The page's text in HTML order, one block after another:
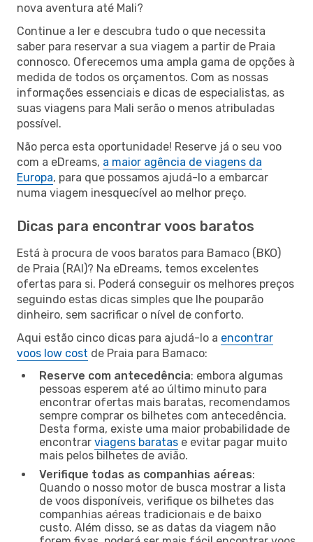
nova aventura até Mali?
Continue a ler e descubra tudo o que necessita
saber para reservar a sua viagem a partir de Praia
connosco. Oferecemos uma ampla gama de opções à
medida de todos os orçamentos. Com as nossas
informações essenciais e dicas de especialistas, as
suas viagens para Mali serão o menos atribuladas
possível.
Não perca esta oportunidade! Reserve já o seu voo
com a eDreams, a maior agência de viagens da
Europa, para que possamos ajudá-lo a embarcar
numa viagem inesquecível ao melhor preço.
Dicas para encontrar voos baratos
Está à procura de voos baratos para Bamaco (BKO)
de Praia (RAI)? Na eDreams, temos excelentes
ofertas para si. Poderá conseguir os melhores preços
seguindo estas dicas simples que lhe pouparão
dinheiro, sem sacrificar o nível de conforto.
Aqui estão cinco dicas para ajudá-lo a encontrar
voos low cost de Praia para Bamaco:
Reserve com antecedência: embora algumas
pessoas esperem até ao último minuto para
encontrar ofertas mais baratas, recomendamos
sempre comprar os bilhetes com antecedência.
Desta forma, existe uma maior probabilidade de
encontrar viagens baratas e evitar pagar muito
mais pelos bilhetes de avião.
Verifique todas as companhias aéreas:
Quando o nosso motor de busca mostrar a lista
de voos disponíveis, verifique os bilhetes das
companhias aéreas tradicionais e de baixo
custo. Além disso, se as datas da viagem não